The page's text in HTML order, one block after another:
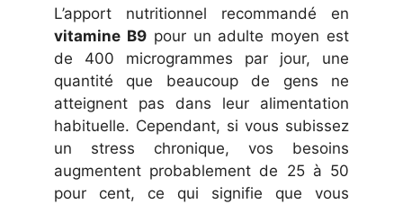
L’apport nutritionnel recommandé en
vitamine B9pour un adulte moyen est
de 400 microgrammes par jour, une
quantité que beaucoup de gens ne
atteignent pas dans leur alimentation
habituelle. Cependant, si vous subissez
un stress chronique, vos besoins
augmentent probablement de 25 à 50
pour cent, ce qui signifie que vous